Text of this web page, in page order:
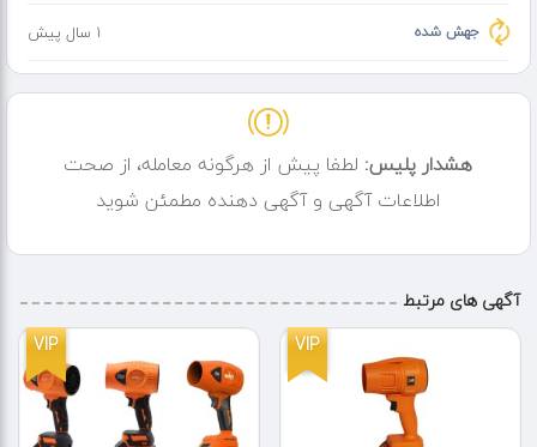
جهش شده 1 سال پیش
هشدار پلیس: لطفا پیش از هرگونه معامله، از صحت
اطلاعات آگهی و آگهی دهنده مطمئن شوید
آگهی های مرتبط
VIP
VIP